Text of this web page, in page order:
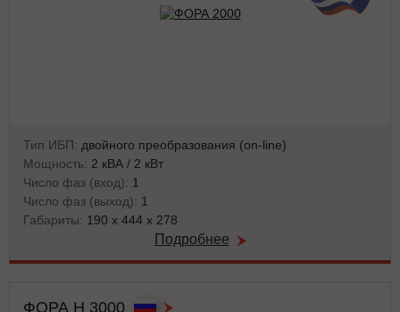
Тип ИБП: двойного преобразования (on-line)
Мощность: 2 кВА / 2 кВт
Число фаз (вход): 1
Число фаз (выход): 1
Габариты: 190 x 444 x 278
Подробнее
ФОРА Н 3000